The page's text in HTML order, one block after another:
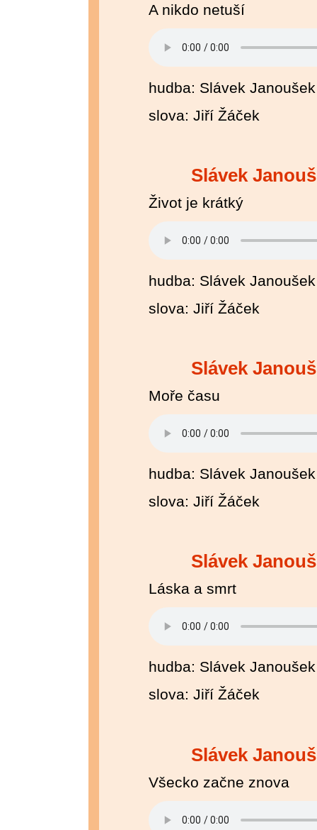
A nikdo netuší
hudba: Slávek Janoušek
slova: Jiří Žáček
Slávek
Život je krátký
hudba: Slávek Janoušek
slova: Jiří Žáček
Slávek
Moře času
hudba: Slávek Janoušek
slova: Jiří Žáček
Slávek
Láska a smrt
hudba: Slávek Janoušek
slova: Jiří Žáček
Slávek
Všecko začne znova